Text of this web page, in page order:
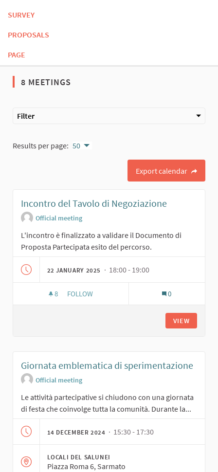
SURVEY
PROPOSALS
PAGE
8 MEETINGS
Filter
Results per page: 50
Export calendar
Incontro del Tavolo di Negoziazione
Official meeting
L'incontro è finalizzato a validare il Documento di
Proposta Partecipata esito del percorso.
22 JANUARY 2025 · 18:00 - 19:00
8 8 FOLLOWERS
FOLLOW 0
VIEW
Giornata emblematica di sperimentazione
Official meeting
Le attività partecipative si chiudono con una giornata
di festa che coinvolge tutta la comunità. Durante la...
14 DECEMBER 2024 · 15:30 - 17:30
LOCALI DEL SALUNEI
Piazza Roma 6, Sarmato